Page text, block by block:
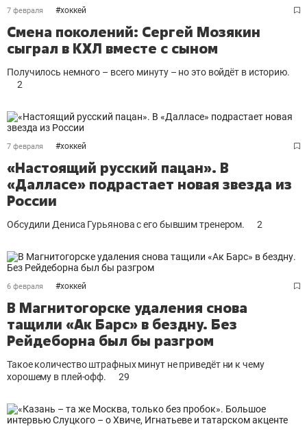
7 февраля #хоккей
Смена поколений: Сергей Мозякин
сыграл в КХЛ вместе с сыном
Получилось немного – всего минуту – но это войдёт в историю.
2
7 февраля #хоккей
«Настоящий русский пацан». В
«Далласе» подрастает новая звезда из
России
Обсудили Дениса Гурьянова с его бывшим тренером. 2
6 февраля #хоккей
В Магнитогорске удаления снова
тащили «Ак Барс» в бездну. Без
Рейдеборна был бы разгром
Такое количество штрафных минут не приведёт ни к чему
хорошему в плей-офф.
29